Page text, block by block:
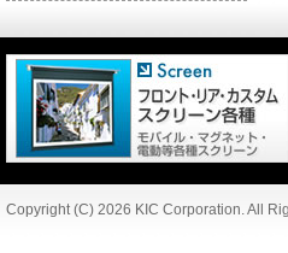
Copyright (C) 2026 KIC Corporation. All